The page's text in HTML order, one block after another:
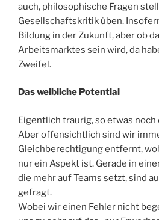
auch, philosophische Fragen
Gesellschaftskritik üben.
Bildung in der Zukunft, aber ob
Arbeitsmarktes sein wird, da
Zweifel.
Das weibliche Potential
Eigentlich traurig, so etwas noch
Aber offensichtlich sind wir
Gleichberechtigung entfernt,
nur ein Aspekt ist. Gerade in
die mehr auf Teams setzt, sind
gefragt.
Wobei wir einen Fehler nicht